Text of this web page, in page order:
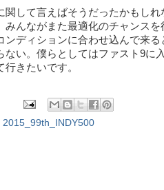
して言えばそうだったかもしれ
みんながまた最適化のチャンス
ンディションに合わせ込んで来る
ない。僕らとしてはファスト9に
きたいです。
2015_99th_INDY500